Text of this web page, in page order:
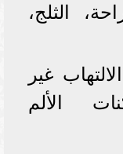
الثلج،
غير
الألم